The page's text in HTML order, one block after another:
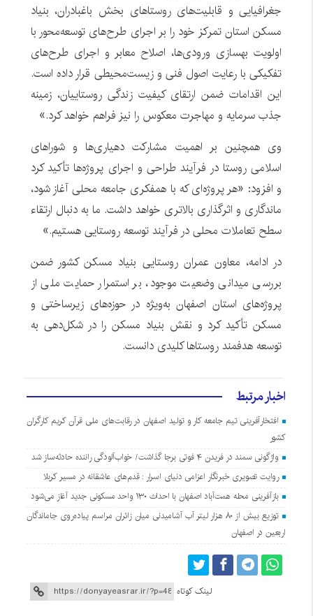
جغرافیایی و قابلیت‌های روستاهای بخش باغبادران، بنیاد
مسکن استان تمرکز خود را بر اجرای طرح‌های توسعه‌محور با
اولویت بهسازی ورودی‌ها، اصلاح معابر و اجرای طرح‌های
تفکیکی با رعایت اصول فنی و زیست‌محیطی قرار داده است.
این اقدامات ضمن ارتقای کیفیت زندگی روستاییان، زمینه
جذب سرمایه و مهاجرت معکوس را نیز فراهم خواهد کرد.»
وی همچنین بر اهمیت مشارکت دهیاری‌ها و شوراهای
اسلامی روستا در فرآیند طراحی و اجرای پروژه‌ها تأکید کرد
و افزود: «هر پروژه‌ای که با همفکری جامعه محلی آغاز شود،
ماندگاری و اثرگذاری بالاتری خواهد داشت. ما به دنبال ارتقاء
سطح تعاملات محلی در فرآیند توسعه روستایی هستیم.»
در ادامه، معاون عمران روستایی بنیاد مسکن کشور ضمن
بررسی میدانی وضعیت موجود، بر استمرار حمایت ملی از
پروژه‌های استان اصفهان به‌ویژه در حوزه‌های زیرساختی و
مسکن تأکید کرد و نقش بنیاد مسکن را در شکل‌دهی به
توسعه هدفمند روستاها کلیدی دانست.
اخبار مرتبط
افتخارآفرینی تیم جامعه کار و تولید اصفهان در رقابت‌های ملی قرآن کریم کارگران
کشور
واژگونی سمند در فریدن ۴ فوتی برجا گذاشت/ خواب‌آلودگی راننده حادثه‌ساز شد
روایت تصویری خبرنگار اعزامی دنیای اسرار : قدم‌های عاشقانه در مسیر کربلا
بازآفرینی محله همت‌آباد اصفهان با احداث ۱۳۰ واحد مسکونی جدید آغاز می‌شود
توزیع بیش از ۸۰ هزار لیتر آب آشامیدنی میان زائران مراسم پیاده‌روی جاماندگان
اربعین در اصفهان
لینک کوتاه